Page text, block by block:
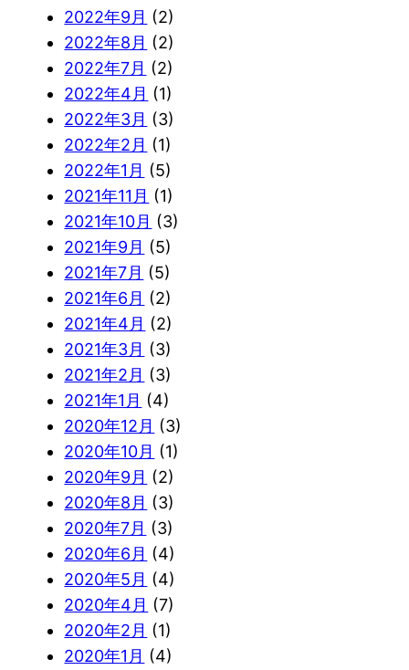
2022年9月 (2)
2022年8月 (2)
2022年7月 (2)
2022年4月 (1)
2022年3月 (3)
2022年2月 (1)
2022年1月 (5)
2021年11月 (1)
2021年10月 (3)
2021年9月 (5)
2021年7月 (5)
2021年6月 (2)
2021年4月 (2)
2021年3月 (3)
2021年2月 (3)
2021年1月 (4)
2020年12月 (3)
2020年10月 (1)
2020年9月 (2)
2020年8月 (3)
2020年7月 (3)
2020年6月 (4)
2020年5月 (4)
2020年4月 (7)
2020年2月 (1)
2020年1月 (4)